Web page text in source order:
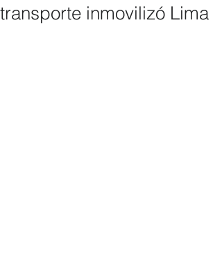
transporte inmovilizó Lima